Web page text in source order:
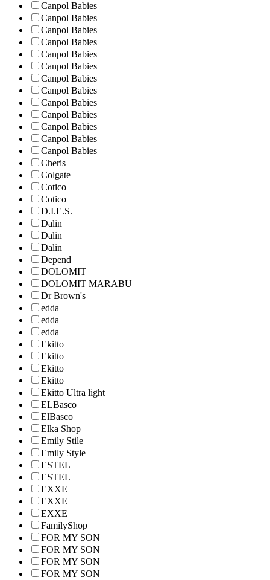
Canpol Babies
Canpol Babies
Canpol Babies
Canpol Babies
Canpol Babies
Canpol Babies
Canpol Babies
Canpol Babies
Canpol Babies
Canpol Babies
Canpol Babies
Canpol Babies
Canpol Babies
Cheris
Colgate
Cotico
Cotico
D.I.E.S.
Dalin
Dalin
Dalin
Depend
DOLOMIT
DOLOMIT MARABU
Dr Brown's
edda
edda
edda
Ekitto
Ekitto
Ekitto
Ekitto
Ekitto Ultra light
ELBasco
ElBasco
Elka Shop
Emily Stile
Emily Style
ESTEL
ESTEL
EXXE
EXXE
EXXE
FamilyShop
FOR MY SON
FOR MY SON
FOR MY SON
FOR MY SON